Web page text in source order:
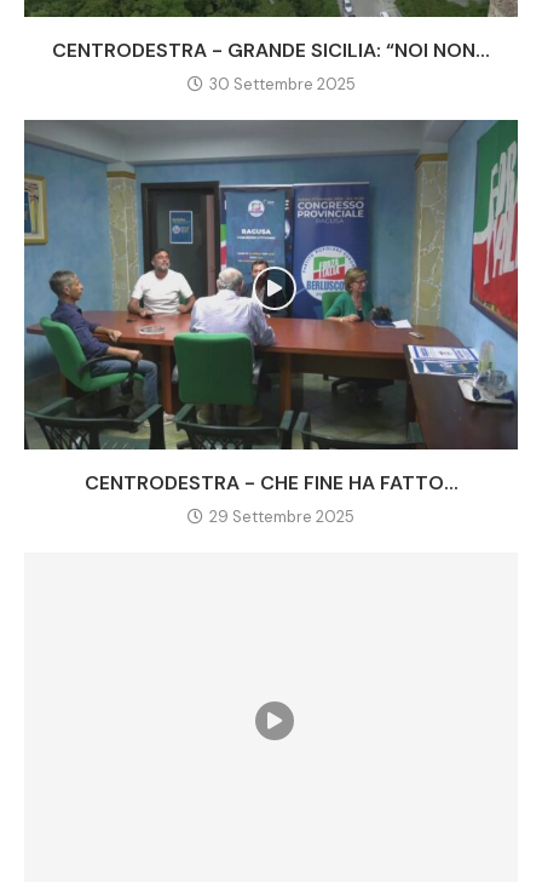
CENTRODESTRA - GRANDE SICILIA: “NOI NON...
30 Settembre 2025
CENTRODESTRA - CHE FINE HA FATTO...
29 Settembre 2025